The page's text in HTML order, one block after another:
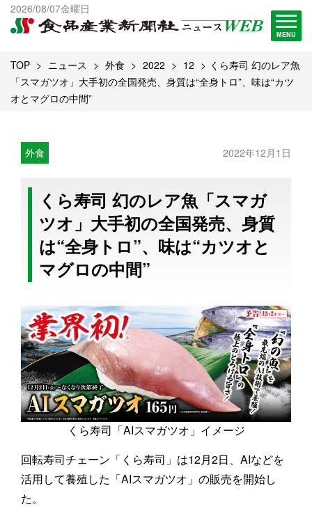
2026/08/07金曜日
MENU
出版物一覧へ
試読・購読申し込み
TOP ニュース 外食 2022 12
くら寿司 幻のレア魚
「スマガツオ」大手初の全国発売、身質は“全身トロ”、味は“カツ
オとマグロの中間”
外食 2022年12月1日
くら寿司 幻のレア魚「スマガ
ツオ」大手初の全国発売、身質
は“全身トロ”、味は“カツオと
マグロの中間”
くら寿司「AIスマガツオ」イメージ
回転寿司チェーン「くら寿司」は12月2日、AIなどを
活用して養殖した「AIスマガツオ」の販売を開始し
た。